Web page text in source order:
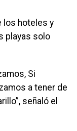
los hoteles y
playas solo
Si
a tener de
señaló el